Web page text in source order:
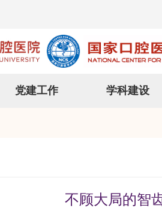
党建工作 学科建设
不顾大局的智